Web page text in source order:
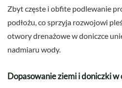
Zbyt częste i obfite podlewanie
podłożu, co sprzyja rozwojowi
otwory drenażowe w doniczce
nadmiaru wody.
Dopasowanie ziemi i doniczki